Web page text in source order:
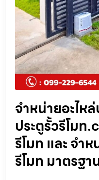
จำหน่ายอะไห
ประตูรั้วรีโมท
รีโมท และ จำ
รีโมท มาตรฐ